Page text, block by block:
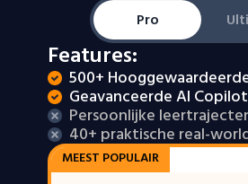
Pro
Features:
500+
Geavanceerde AI Copilot
Persoonlijke
40+ praktische real-
MEEST POPULAIR